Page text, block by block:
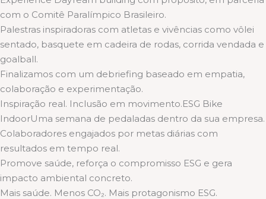
com o Comitê Paralímpico Brasileiro.
Palestras inspiradoras com atletas e vivências como vôlei
sentado, basquete em cadeira de rodas, corrida vendada e
goalball.
Finalizamos com um debriefing baseado em empatia,
colaboração e experimentação.
Inspiração real. Inclusão em movimento.ESG Bike
IndoorUma semana de pedaladas dentro da sua empresa.
Colaboradores engajados por metas diárias com
resultados em tempo real.
Promove saúde, reforça o compromisso ESG e gera
impacto ambiental concreto.
Mais saúde. Menos CO₂. Mais protagonismo ESG.